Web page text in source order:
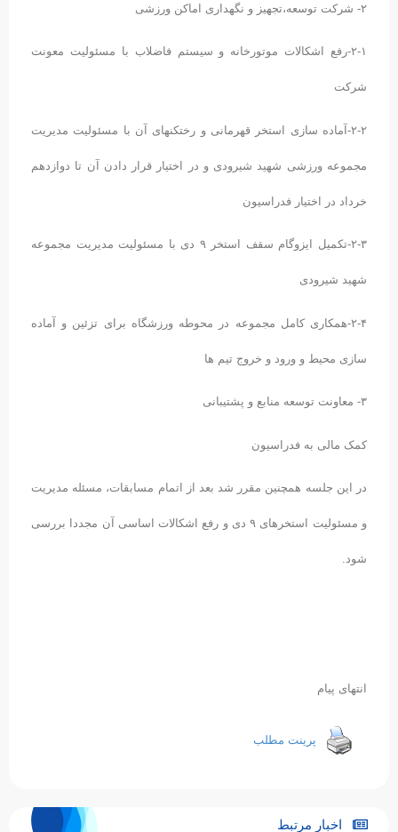
۲- شرکت توسعه،تجهیز و نگهداری اماکن ورزشی
۲-۱-رفع اشکالات موتورخانه و سیستم فاضلاب با مسئولیت معونت
شرکت
۲-۲-آماده سازی استخر قهرمانی و رختکنهای آن با مسئولیت مدیریت
مجموعه ورزشی شهید شیرودی و در اختیار قرار دادن آن تا دوازدهم
خرداد در اختیار فدراسیون
۲-۳-تکمیل ایزوگام سقف استخر ۹ دی با مسئولیت مدیریت مجموعه
شهید شیرودی
۲-۴-همکاری کامل مجموعه در محوطه ورزشگاه برای تزئین و آماده
سازی محیط و ورود و خروج تیم ها
۳- معاونت توسعه منابع و پشتیبانی
کمک مالی به فدراسیون
در این جلسه همچنین مقرر شد بعد از اتمام مسابقات، مسئله مدیریت
و مسئولیت استخرهای ۹ دی و رفع اشکالات اساسی آن مجددا بررسی
شود.
انتهای پیام
پرینت مطلب
اخبار مرتبط